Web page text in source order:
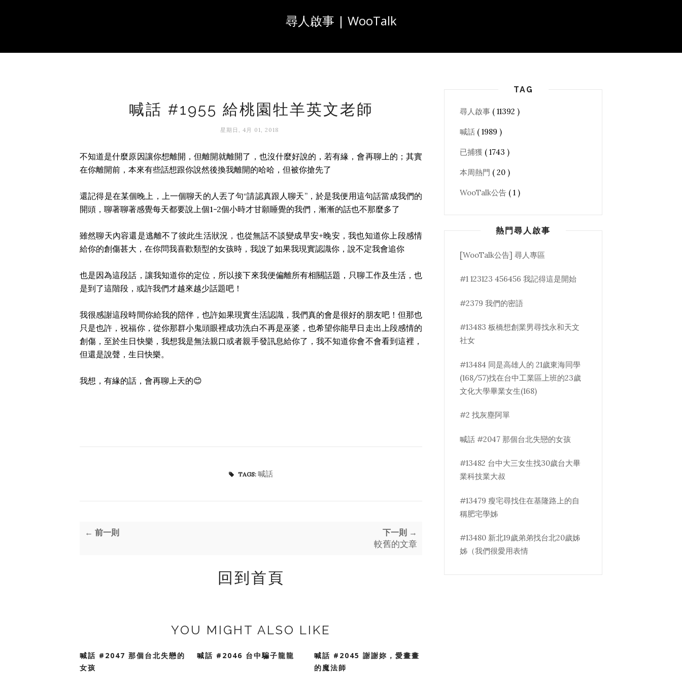
尋人啟事 | WooTalk
喊話 #1955 給桃園牡羊英文老師
星期日, 4月 01, 2018
不知道是什麼原因讓你想離開，但離開就離開了，也沒什麼好說的，若有緣，會再聊上的；其實
在你離開前，本來有些話想跟你說然後換我離開的哈哈，但被你搶先了
還記得是在某個晚上，上一個聊天的人丟了句“請認真跟人聊天”，於是我便用這句話當成我們的
開頭，聊著聊著感覺每天都要說上個1-2個小時才甘願睡覺的我們，漸漸的話也不那麼多了
雖然聊天內容還是逃離不了彼此生活狀況，也從無話不談變成早安+晚安，我也知道你上段感情
給你的創傷甚大，在你問我喜歡類型的女孩時，我說了如果我現實認識你，說不定我會追你
也是因為這段話，讓我知道你的定位，所以接下來我便偏離所有相關話題，只聊工作及生活，也
是到了這階段，或許我們才越來越少話題吧！
我很感謝這段時間你給我的陪伴，也許如果現實生活認識，我們真的會是很好的朋友吧！但那也
只是也許，祝福你，從你那群小鬼頭眼裡成功洗白不再是巫婆，也希望你能早日走出上段感情的
創傷，至於生日快樂，我想我是無法親口或者親手發訊息給你了，我不知道你會不會看到這裡，
但還是說聲，生日快樂。
我想，有緣的話，會再聊上天的😊
TAGS: 喊話
← 前一則 下一則 →
較舊的文章
回到首頁
YOU MIGHT ALSO LIKE
喊話 #2047 那個台北失戀的
女孩
喊話 #2046 台中騙子龍龍
喊話 #2045 謝謝妳，愛畫畫
的魔法師
TAG
尋人啟事 ( 11392 )
喊話 ( 1989 )
已捕獲 ( 1743 )
本周熱門 ( 20 )
WooTalk公告 ( 1 )
熱門尋人啟事
[WooTalk公告] 尋人專區
#1 123123 456456 我記得這是開始
#2379 我們的密語
#13483 板橋想創業男尋找永和天文
社女
#13484 同是高雄人的 21歲東海同學
(168/57)找在台中工業區上班的23歲
文化大學畢業女生(168)
#2 找灰塵阿單
喊話 #2047 那個台北失戀的女孩
#13482 台中大三女生找30歲台大畢
業科技業大叔
#13479 瘦宅尋找住在基隆路上的自
稱肥宅學姊
#13480 新北19歲弟弟找台北20歲姊
姊（我們很愛用表情